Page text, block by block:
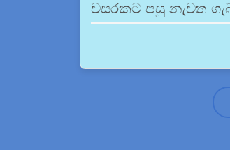
වසරකට පසු නැවත